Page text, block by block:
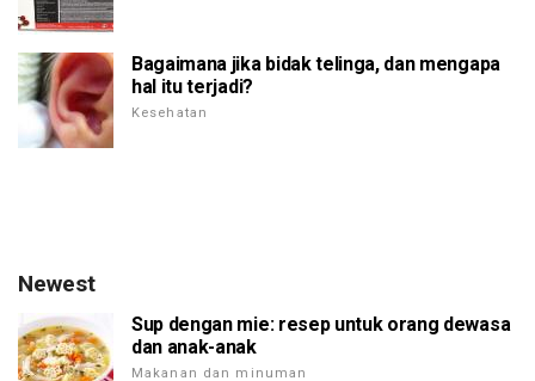
Bagaimana jika bidak telinga, dan mengapa
hal itu terjadi?
Kesehatan
Newest
Sup dengan mie: resep untuk orang dewasa
dan anak-anak
Makanan dan minuman